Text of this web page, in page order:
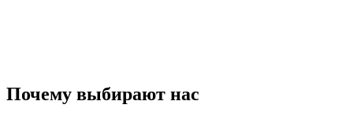
Почему выбирают нас